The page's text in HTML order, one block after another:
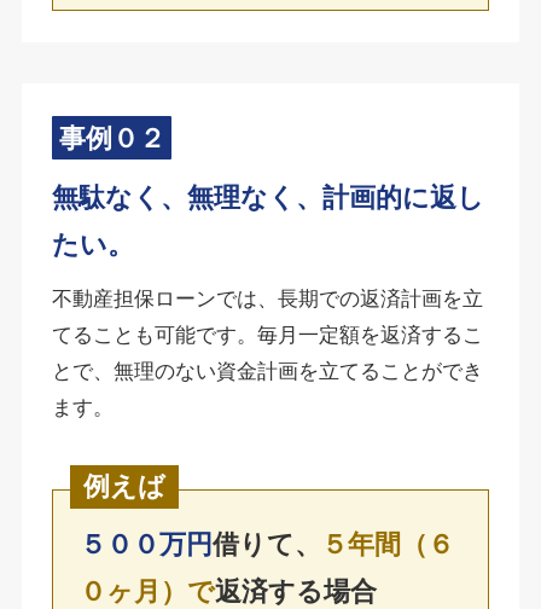
事例０２
無駄なく、無理なく、計画的に返し
たい。
不動産担保ローンでは、長期での返済計画を立
てることも可能です。毎月一定額を返済するこ
とで、無理のない資金計画を立てることができ
ます。
例えば
５００万円借りて、
５年間（６
０ヶ月）で返済する場合